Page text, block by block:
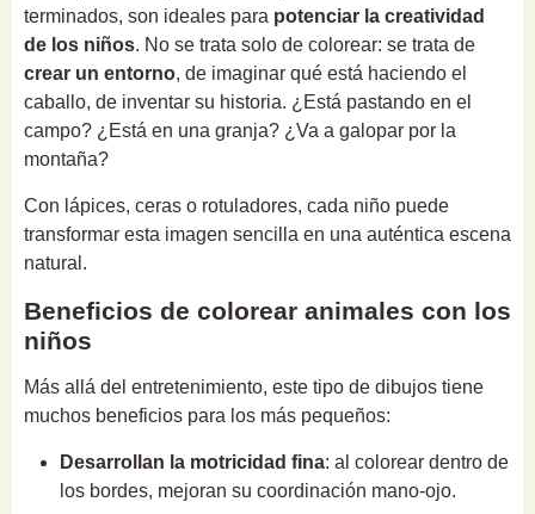
terminados, son ideales para potenciar la creatividad
de los niños. No se trata solo de colorear: se trata de
crear un entorno, de imaginar qué está haciendo el
caballo, de inventar su historia. ¿Está pastando en el
campo? ¿Está en una granja? ¿Va a galopar por la
montaña?
Con lápices, ceras o rotuladores, cada niño puede
transformar esta imagen sencilla en una auténtica escena
natural.
Beneficios de colorear animales con los
niños
Más allá del entretenimiento, este tipo de dibujos tiene
muchos beneficios para los más pequeños:
Desarrollan la motricidad fina: al colorear dentro de
los bordes, mejoran su coordinación mano-ojo.